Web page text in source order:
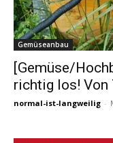
Gemüseanbau
[Gemüse/
richtig los! Von
normal-ist-langweilig -